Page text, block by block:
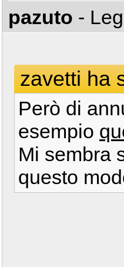
pazuto -
zavetti ha
Però di
esempio
Mi sembra
questo